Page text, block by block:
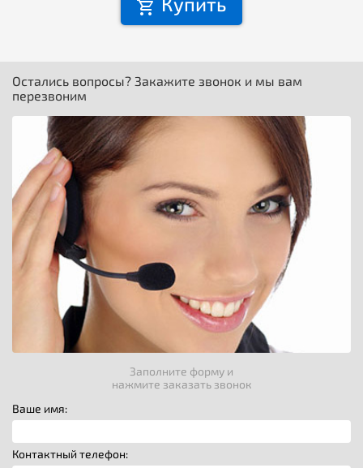
Остались вопросы? Закажите звонок и мы вам
перезвоним
Заполните форму и
нажмите заказать звонок
Ваше имя:
Контактный телефон: